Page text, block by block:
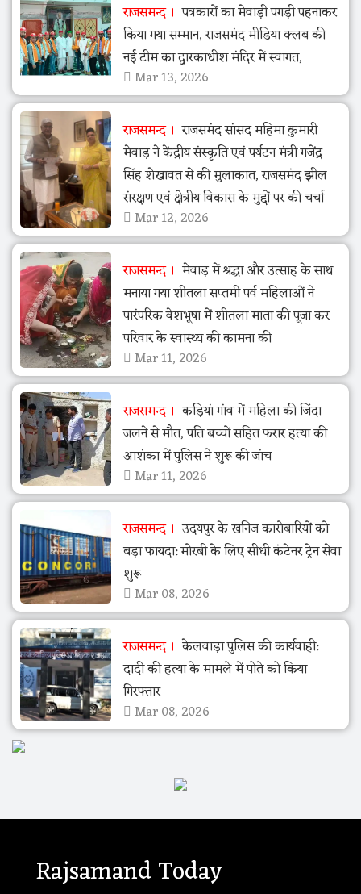
राजसमन्द
पत्रकारों का मेवाड़ी पगड़ी पहनाकर
किया गया सम्मान, राजसमंद मीडिया क्लब की
नई टीम का द्वारकाधीश मंदिर में स्वागत,
Mar 13, 2026
राजसमन्द
राजसमंद सांसद महिमा कुमारी
मेवाड़ ने केंद्रीय संस्कृति एवं पर्यटन मंत्री गजेंद्र
सिंह शेखावत से की मुलाकात, राजसमंद झील
संरक्षण एवं क्षेत्रीय विकास के मुद्दों पर की चर्चा
Mar 12, 2026
राजसमन्द
मेवाड़ में श्रद्धा और उत्साह के साथ
मनाया गया शीतला सप्तमी पर्व महिलाओं ने
पारंपरिक वेशभूषा में शीतला माता की पूजा कर
परिवार के स्वास्थ्य की कामना की
Mar 11, 2026
राजसमन्द
कड़ियां गांव में महिला की जिंदा
जलने से मौत, पति बच्चों सहित फरार हत्या की
आशंका में पुलिस ने शुरू की जांच
Mar 11, 2026
राजसमन्द
उदयपुर के खनिज कारोबारियों को
बड़ा फायदा: मोरबी के लिए सीधी कंटेनर ट्रेन सेवा
शुरू
Mar 08, 2026
राजसमन्द
केलवाड़ा पुलिस की कार्यवाही:
दादी की हत्या के मामले में पोते को किया
गिरफ्तार
Mar 08, 2026
Rajsamand Today